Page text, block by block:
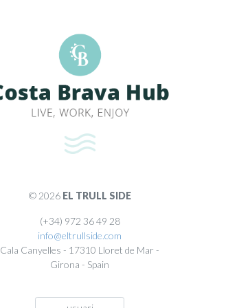
© 2026 EL TRULL SIDE
(+34) 972 36 49 28
info@eltrullside.com
Cala Canyelles - 17310 Lloret de Mar -
Girona - Spain